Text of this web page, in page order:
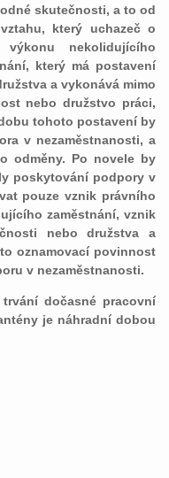
skutečnosti, a to od
který uchazeč o
nekolidujícího
který má postavení
a vykonává mimo
nebo družstvo práci,
tohoto postavení by
v nezaměstnanosti, a
odměny. Po novele by
poskytování podpory v
pouze vznik právního
zaměstnání, vznik
nebo družstva a
oznamovací povinnost
v nezaměstnanosti.
dočasné pracovní
je náhradní dobou